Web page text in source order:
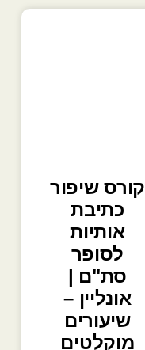
קורס שיפור
כתיבת
אותיות
לסופר
סת"ם |
אונליין –
שיעורים
מוקלטים